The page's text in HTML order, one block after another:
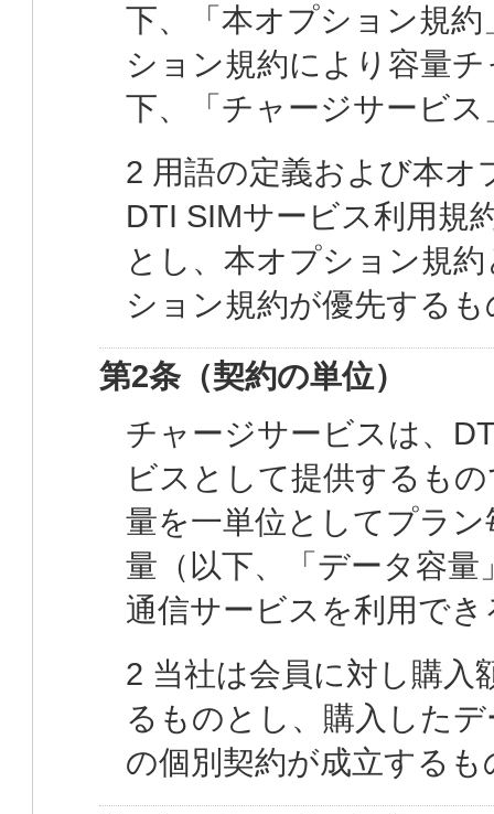
下、「本オプション規
ション規約により容量
下、「チャージサービ
2 用語の定義および本
DTI SIMサービス利用規
とし、本オプション規
ション規約が優先する
第2条（契約の単位）
チャージサービスは、
ビスとして提供するも
量を一単位としてプラ
量（以下、「データ容
通信サービスを利用で
2 当社は会員に対し購入
るものとし、購入した
の個別契約が成立する